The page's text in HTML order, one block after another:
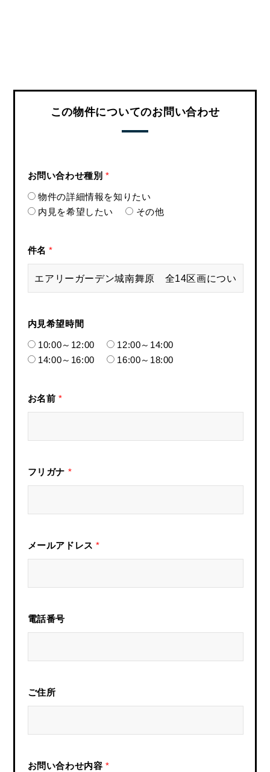
この物件についてのお問い合わせ
お問い合わせ種別 *
物件の詳細情報を知りたい
内見を希望したい
その他
件名*
内見希望時間
10:00～12:00
12:00～14:00
14:00～16:00
16:00～18:00
お名前 *
フリガナ *
メールアドレス*
電話番号
ご住所
お問い合わせ内容 *